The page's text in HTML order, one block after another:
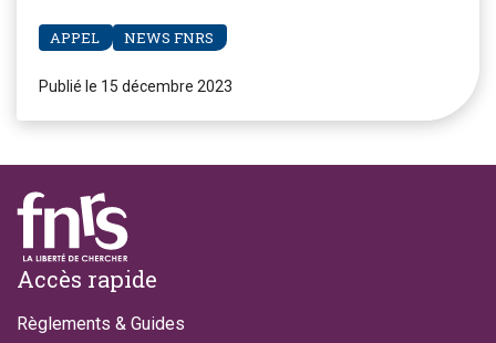
APPEL NEWS FNRS
Publié le 15 décembre 2023
Footer
Accès rapide
Règlements & Guides